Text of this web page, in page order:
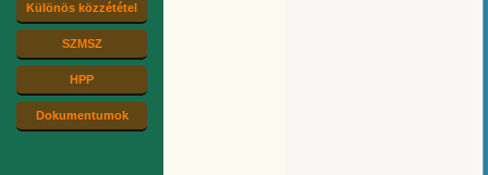
Különös közzététel
SZMSZ
HPP
Dokumentumok